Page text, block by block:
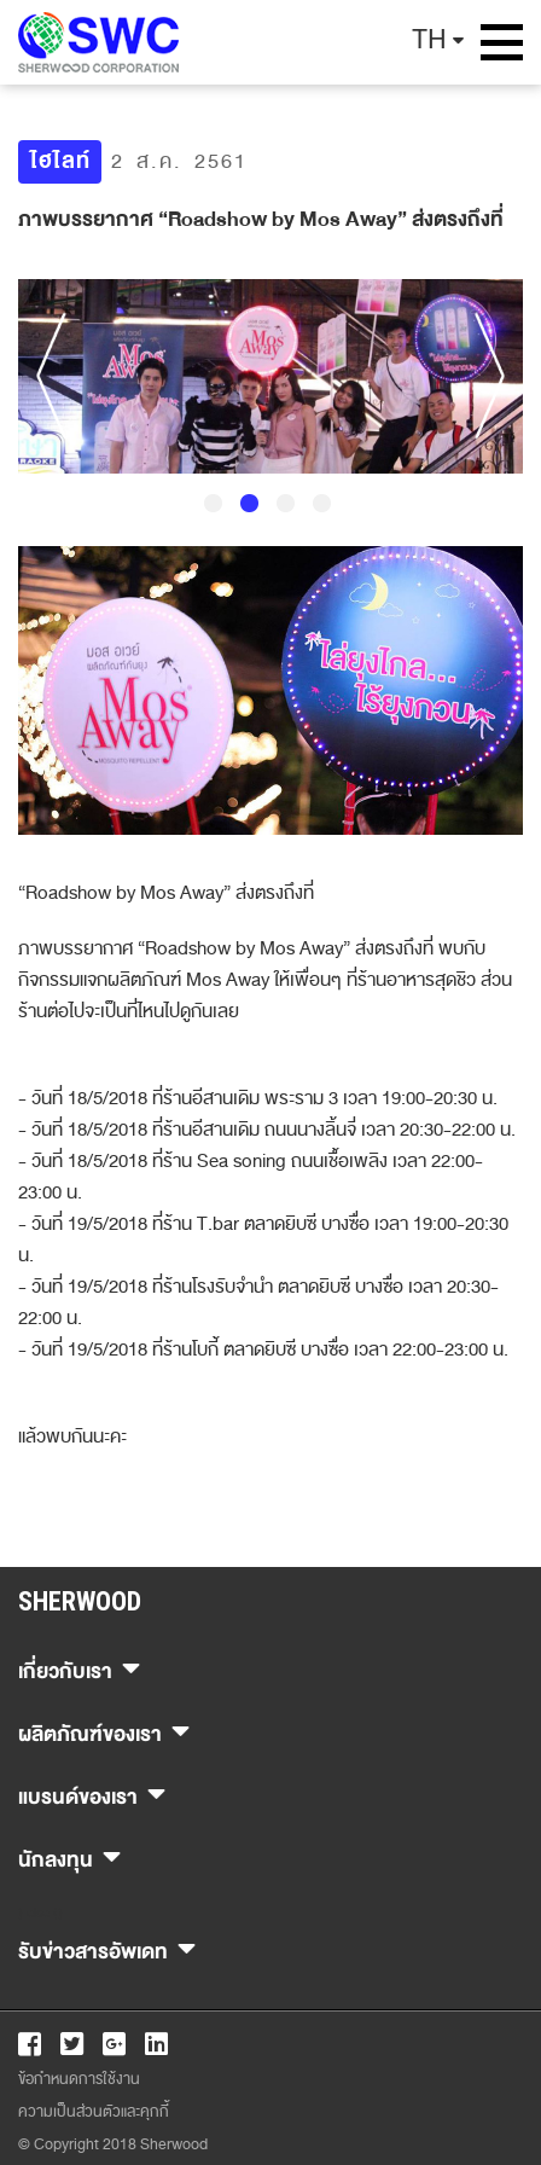
TH
ไฮไลท์ 2 ส.ค. 2561
ภาพบรรยากาศ “Roadshow by Mos Away” ส่งตรงถึงที่
“Roadshow by Mos Away” ส่งตรงถึงที่
ภาพบรรยากาศ “Roadshow by Mos Away” ส่งตรงถึงที่ พบกับ
กิจกรรมแจกผลิตภัณฑ์ Mos Away ให้เพื่อนๆ ที่ร้านอาหารสุดชิว ส่วน
ร้านต่อไปจะเป็นที่ไหนไปดูกันเลย
- วันที่ 18/5/2018 ที่ร้านอีสานเดิม พระราม 3 เวลา 19:00-20:30 น.
- วันที่ 18/5/2018 ที่ร้านอีสานเดิม ถนนนางลิ้นจี่ เวลา 20:30-22:00 น.
- วันที่ 18/5/2018 ที่ร้าน Sea soning ถนนเชื้อเพลิง เวลา 22:00-
23:00 น.
- วันที่ 19/5/2018 ที่ร้าน T.bar ตลาดยิบซี บางซื่อ เวลา 19:00-20:30
น.
- วันที่ 19/5/2018 ที่ร้านโรงรับจำนำ ตลาดยิบซี บางซื่อ เวลา 20:30-
22:00 น.
- วันที่ 19/5/2018 ที่ร้านโบกี้ ตลาดยิบซี บางซื่อ เวลา 22:00-23:00 น.
แล้วพบกันนะคะ
SHERWOOD
เกี่ยวกับเรา
ผลิตภัณฑ์ของเรา
แบรนด์ของเรา
นักลงทุน
รับข่าวสารอัพเดท
ข้อกำหนดการใช้งาน
ความเป็นส่วนตัวและคุกกี้
© Copyright 2018 Sherwood